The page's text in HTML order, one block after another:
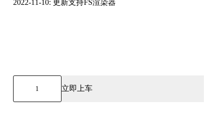
2022-11-10: 更新支持FS渲染器
海
立即上车